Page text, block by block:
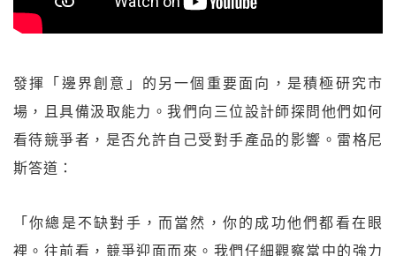
發揮「邊界創意」的另一個重要面向，是積極研究市
場，且具備汲取能力。我們向三位設計師探問他們如何
看待競爭者，是否允許自己受對手產品的影響。雷格尼
斯答道：
「你總是不缺對手，而當然，你的成功他們都看在眼
裡。往前看，競爭迎面而來。我們仔細觀察當中的強力